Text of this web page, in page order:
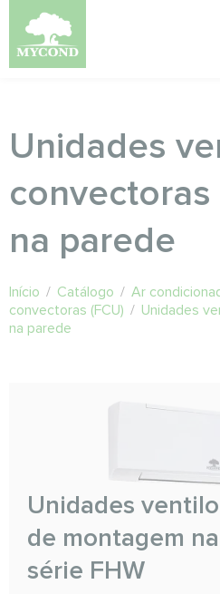
Unidades
na parede
Início / Catálogo / Ar
convectoras (FCU) / Unidades
na parede
Unidades
de montagem
série FHW